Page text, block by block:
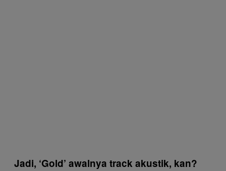
Jadi, ‘Gold’ awalnya track akustik, kan?